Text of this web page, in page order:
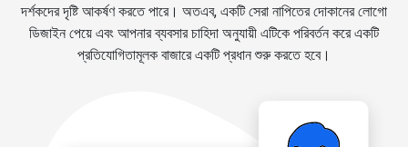
দর্শকদের দৃষ্টি আকর্ষণ করতে পারে। অতএব, একটি সেরা নাপিতের দোকানের লোগো
ডিজাইন পেয়ে এবং আপনার ব্যবসার চাহিদা অনুযায়ী এটিকে পরিবর্তন করে একটি
প্রতিযোগিতামূলক বাজারে একটি প্রধান শুরু করতে হবে।